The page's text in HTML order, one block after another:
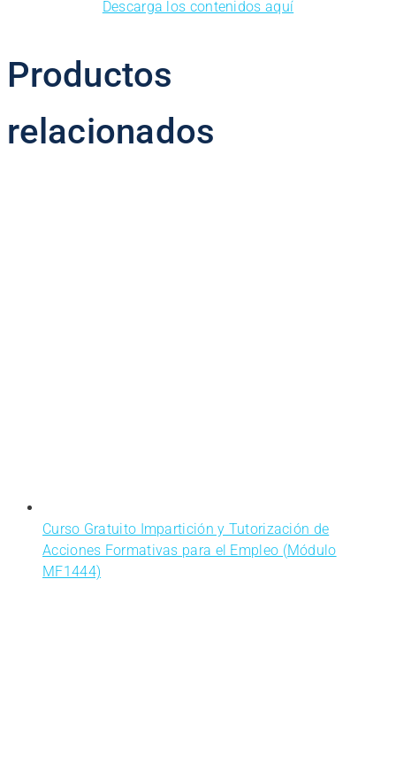
Descarga los contenidos aquí
Productos
relacionados
Curso Gratuito Impartición y Tutorización de
Acciones Formativas para el Empleo (Módulo
MF1444)